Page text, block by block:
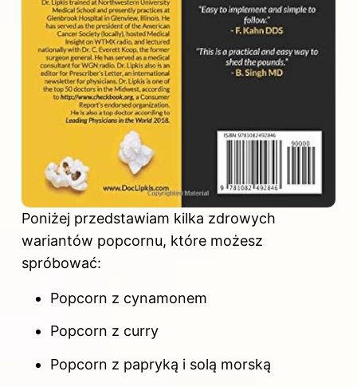
Poniżej przedstawiam kilka zdrowych
wariantów popcornu, które możesz
spróbować:
Popcorn z cynamonem
Popcorn z curry
Popcorn z papryką i solą morską